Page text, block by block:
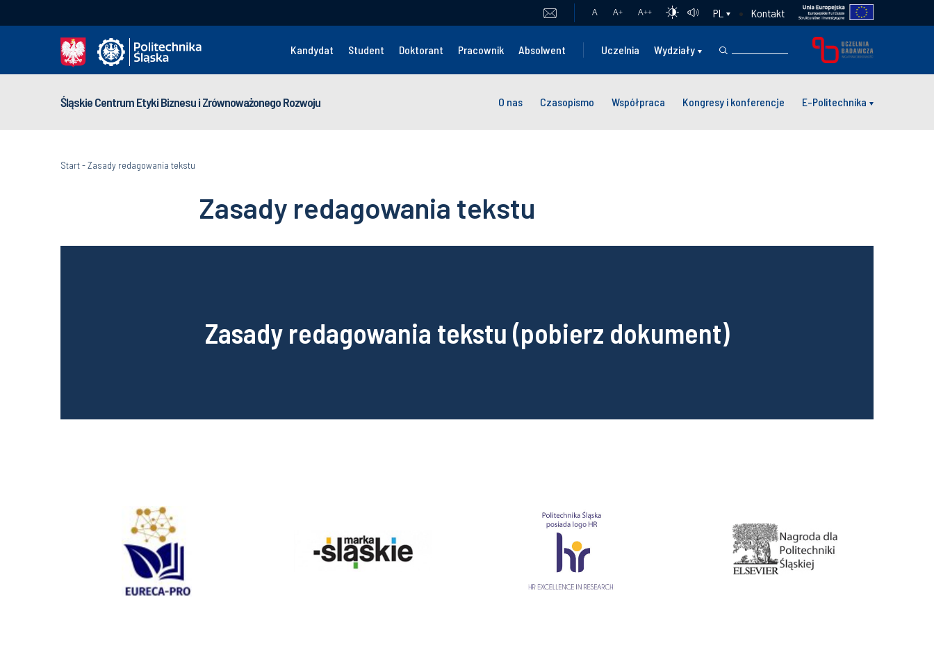
A A+ A++ PL Kontakt
Kandydat Student Doktorant Pracownik Absolwent Uczelnia Wydziały
Śląskie Centrum Etyki Biznesu i Zrównoważonego Rozwoju O nas Czasopismo Współpraca Kongresy i konferencje E-Politechnika
Start-Zasady redagowania tekstu
Zasady redagowania tekstu
Zasady redagowania tekstu (pobierz dokument)